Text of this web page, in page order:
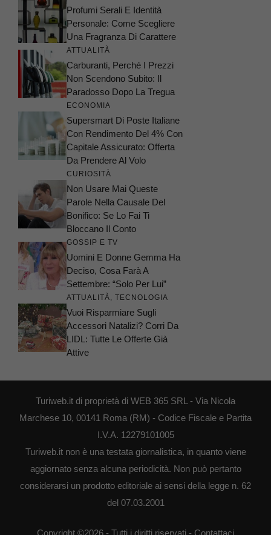
Profumi Serali E Identità
Personale: Come Scegliere
Una Fragranza Di Carattere
ATTUALITÀ
Carburanti, Perché I Prezzi
Non Scendono Subito: Il
Paradosso Dopo La Tregua
ECONOMIA
Supersmart Di Poste Italiane
Con Rendimento Del 4% Con
Capitale Assicurato: Offerta
Da Prendere Al Volo
CURIOSITÀ
Non Usare Mai Queste
Parole Nella Causale Del
Bonifico: Se Lo Fai Ti
Bloccano Il Conto
GOSSIP E TV
Uomini E Donne Gemma Ha
Deciso, Cosa Farà A
Settembre: “Solo Per Lui”
ATTUALITÀ TECNOLOGIA
Vuoi Risparmiare Sugli
Accessori Natalizi? Corri Da
LIDL: Tutte Le Offerte Già
Attive
Turiweb.it di proprietà di WEB 365 SRL - Via Nicola
Marchese 10, 00141 Roma (RM) - Codice Fiscale e Partita
I.V.A. 12279101005
Turiweb.it non è una testata giornalistica, in quanto viene
aggiornato senza alcuna periodicità. Non può pertanto
considerarsi un prodotto editoriale ai sensi della legge n. 62
del 07.03.2001